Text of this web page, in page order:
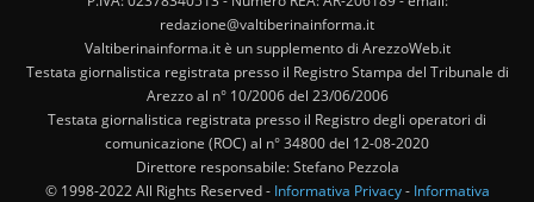
redazione@valtiberinainforma.it
Valtiberinainforma.it è un supplemento di ArezzoWeb.it
Testata giornalistica registrata presso il Registro Stampa del Tribunale di
Arezzo al n° 10/2006 del 23/06/2006
Testata giornalistica registrata presso il Registro degli operatori di
comunicazione (ROC) al n° 34800 del 12-08-2020
Direttore responsabile: Stefano Pezzola
© 1998-2022 All Rights Reserved - Informativa Privacy- Informativa